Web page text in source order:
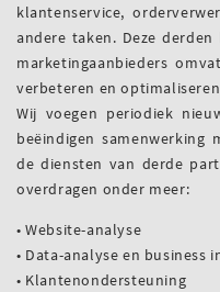
klantenservice,
andere taken. Deze
marketingaanbieders
verbeteren en
Wij voegen periodiek
beëindigen samenwerking
de diensten van derde
overdragen onder meer:
• Website-analyse
• Data-analyse en business
• Klantenondersteuning